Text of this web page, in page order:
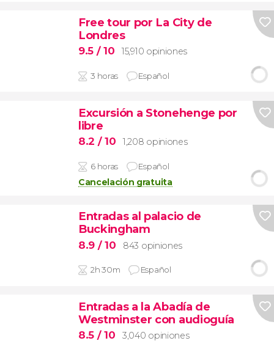
Free tour por La City de
Londres
9.5 / 10 15,910 opiniones
3 horas Español
Excursión a Stonehenge por
libre
8.2 / 10 1,208 opiniones
6 horas Español
Cancelación gratuita
Entradas al palacio de
Buckingham
8.9 / 10 843 opiniones
2h 30m Español
Entradas a la Abadía de
Westminster con audioguía
8.5 / 10 3,040 opiniones